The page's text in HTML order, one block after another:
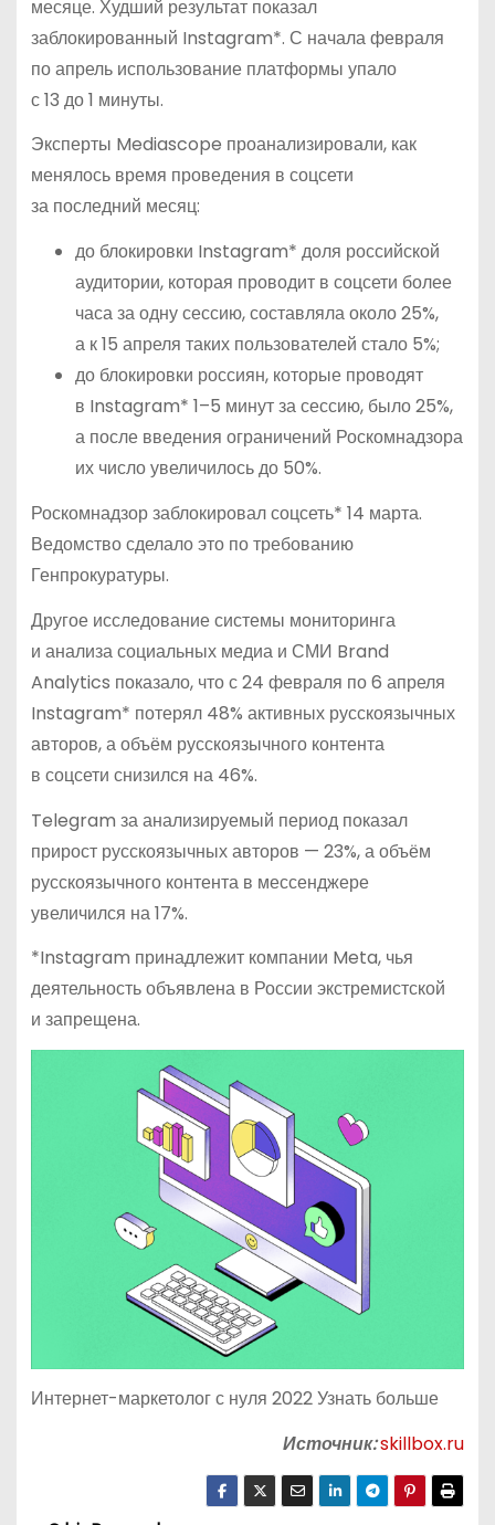
месяце. Худший результат показал
заблокированный Instagram*. С начала февраля
по апрель использование платформы упало
с 13 до 1 минуты.
Эксперты Mediascope проанализировали, как
менялось время проведения в соцсети
за последний месяц:
до блокировки Instagram* доля российской
аудитории, которая проводит в соцсети более
часа за одну сессию, составляла около 25%,
а к 15 апреля таких пользователей стало 5%;
до блокировки россиян, которые проводят
в Instagram* 1–5 минут за сессию, было 25%,
а после введения ограничений Роскомнадзора
их число увеличилось до 50%.
Роскомнадзор заблокировал соцсеть* 14 марта.
Ведомство сделало это по требованию
Генпрокуратуры.
Другое исследование системы мониторинга
и анализа социальных медиа и СМИ Brand
Analytics показало, что с 24 февраля по 6 апреля
Instagram* потерял 48% активных русскоязычных
авторов, а объём русскоязычного контента
в соцсети снизился на 46%.
Telegram за анализируемый период показал
прирост русскоязычных авторов — 23%, а объём
русскоязычного контента в мессенджере
увеличился на 17%.
*Instagram принадлежит компании Meta, чья
деятельность объявлена в России экстремистской
и запрещена.
Интернет-маркетолог с нуля 2022 Узнать больше
Источник:skillbox.ru